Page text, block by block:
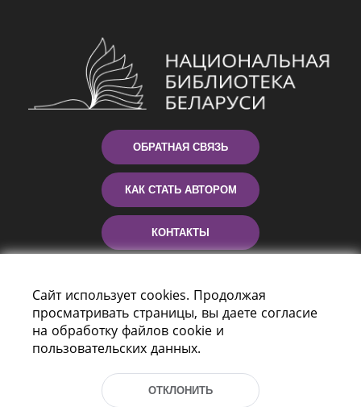
ОБРАТНАЯ СВЯЗЬ
КАК СТАТЬ АВТОРОМ
КОНТАКТЫ
Сайт использует cookies. Продолжая
просматривать страницы, вы даете согласие
на обработку файлов cookie и
пользовательских данных.
ОТКЛОНИТЬ